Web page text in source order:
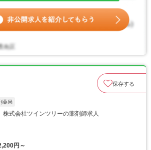
保存する
薬局
式会社ツインツリーの薬剤師求人
円～